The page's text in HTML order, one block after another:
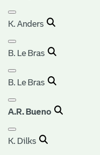
K. Anders
B. Le Bras
B. Le Bras
A.R. Bueno
K. Dilks